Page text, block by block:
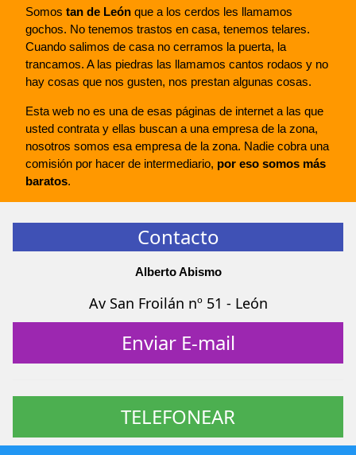
Somos tan de León que a los cerdos les llamamos
gochos. No tenemos trastos en casa, tenemos telares.
Cuando salimos de casa no cerramos la puerta, la
trancamos. A las piedras las llamamos cantos rodaos y no
hay cosas que nos gusten, nos prestan algunas cosas.
Esta web no es una de esas páginas de internet a las que
usted contrata y ellas buscan a una empresa de la zona,
nosotros somos esa empresa de la zona. Nadie cobra una
comisión por hacer de intermediario, por eso somos más
baratos.
Contacto
Alberto Abismo
Av San Froilán nº 51 - León
Enviar E-mail
TELEFONEAR